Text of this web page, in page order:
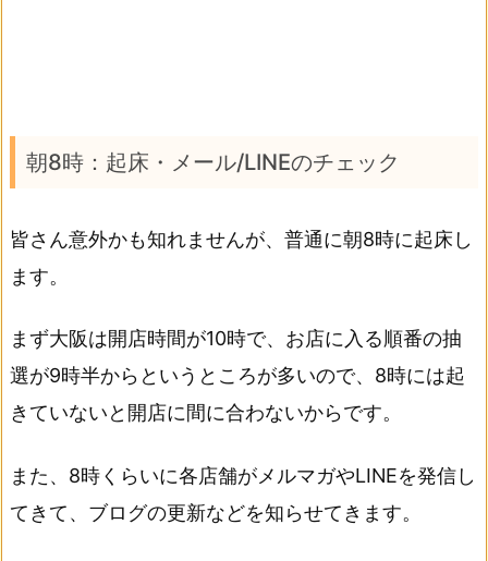
朝8時：起床・メール/LINEのチェック
皆さん意外かも知れませんが、普通に朝8時に起床し
ます。
まず大阪は開店時間が10時で、お店に入る順番の抽
選が9時半からというところが多いので、8時には起
きていないと開店に間に合わないからです。
また、8時くらいに各店舗がメルマガやLINEを発信し
てきて、ブログの更新などを知らせてきます。